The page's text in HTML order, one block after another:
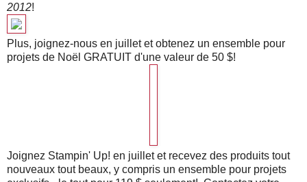
2012!
Plus, joignez-nous en juillet et obtenez un ensemble pour
projets de Noël GRATUIT d'une valeur de 50 $!
Joignez Stampin' Up! en juillet et recevez des produits tout
nouveaux tout beaux, y compris un ensemble pour projets